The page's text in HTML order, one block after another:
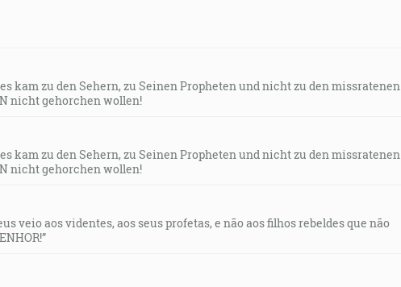
kam zu den Sehern, zu Seinen Propheten und nicht zu den missratenen
nicht gehorchen wollen!
kam zu den Sehern, zu Seinen Propheten und nicht zu den missratenen
nicht gehorchen wollen!
veio aos videntes, aos seus profetas, e não aos filhos rebeldes que não